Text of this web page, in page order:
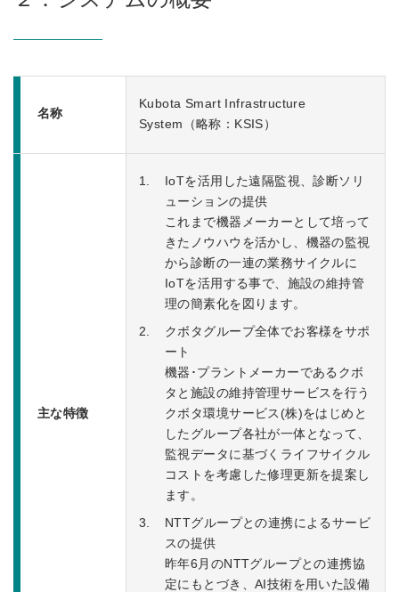
名称
Kubota Smart Infrastructure
System（略称：KSIS）
主な特徴
IoTを活用した遠隔監視、診断ソリ
ューションの提供
これまで機器メーカーとして培って
きたノウハウを活かし、機器の監視
から診断の一連の業務サイクルに
IoTを活用する事で、施設の維持管
理の簡素化を図ります。
クボタグループ全体でお客様をサポ
ート
機器･プラントメーカーであるクボ
タと施設の維持管理サービスを行う
クボタ環境サービス(株)をはじめと
したグループ各社が一体となって、
監視データに基づくライフサイクル
コストを考慮した修理更新を提案し
ます。
NTTグループとの連携によるサービ
スの提供
昨年6月のNTTグループとの連携協
定にもとづき、AI技術を用いた設備